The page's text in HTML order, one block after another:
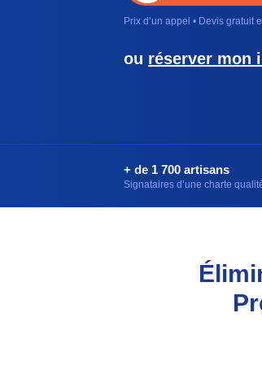
Prix d’un appel • Devis gratuit
ou réserver mon
+ de 1 700 artisans
Signataires d’une charte